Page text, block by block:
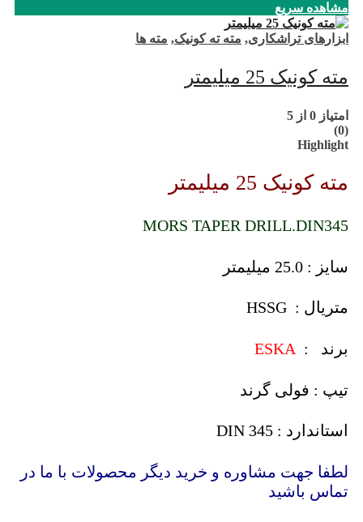
مشاهده سریع
ابزارهای تراشکاری, مته ته کونیک, مته ها
مته کونیک 25 میلیمتر
امتیاز 0 از 5
(0)
Highlight
مته کونیک 25 میلیمتر
MORS TAPER DRILL.DIN345
سایز : 25.0 میلیمتر
متریال : HSSG
برند : ESKA
تیپ : فولی گرند
استاندارد : DIN 345
لطفا جهت مشاوره و خرید دیگر محصولات با ما در
تماس باشید